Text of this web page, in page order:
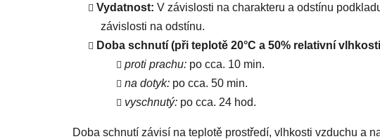
Vydatnost: V závislosti na charakteru a odstínu
závislosti na odstínu.
Doba schnutí (při teplotě 20°C a 50% relativní
proti prachu: po cca. 10 min.
na dotyk: po cca. 50 min.
vyschnutý: po cca. 24 hod.
Doba schnutí závisí na teplotě prostředí, vlhkosti vzduchu a